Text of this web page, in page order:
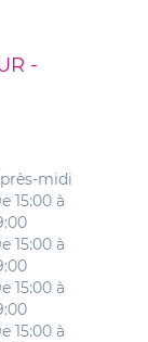
-
midi
15:00 à
15:00 à
15:00 à
15:00 à